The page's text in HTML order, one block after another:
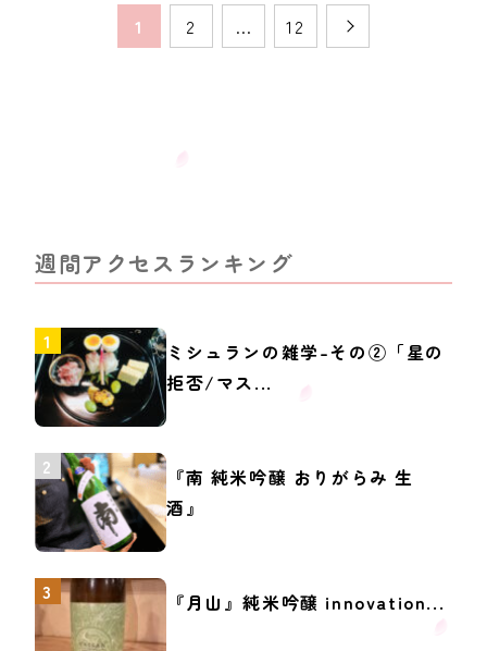
1 2 … 12
週間アクセスランキング
ミシュランの雑学-その②「星の
拒否/マス...
『南 純米吟醸 おりがらみ 生
酒』
『月山』純米吟醸 innovation...